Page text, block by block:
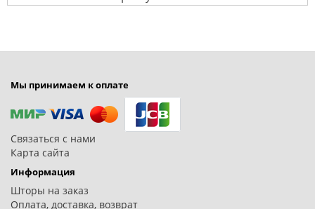
Мы принимаем к оплате
Связаться с нами
Карта сайта
Информация
Шторы на заказ
Оплата, доставка, возврат